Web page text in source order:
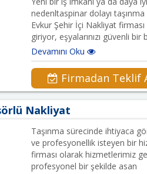
nedenltaspinar dolayı
Evkur Şehir İçi Nakliyat
giriyor, eşyalarınızı güvenli bir
Devamını Oku
Firmadan Teklif
Nakliyat
Taşınma sürecinde ihtiyaca
ve profesyonellik isteyen bir
firması olarak hizmetlerimiz
profesyonel bir şekilde asan